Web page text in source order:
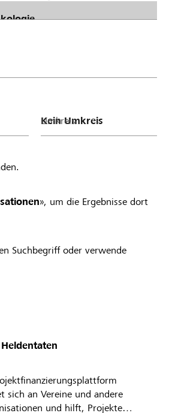
Umkreis
», um die Ergebnisse dort
Suchbegriff oder verwende
sich an Vereine und andere
und hilft, Projekte